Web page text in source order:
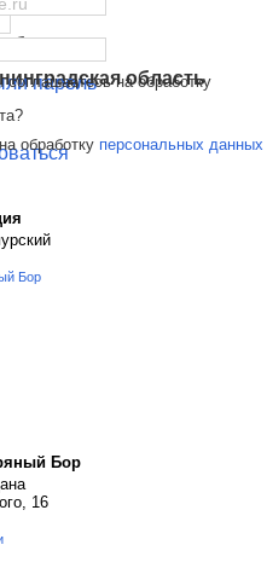
область
пароль
Бор
16
обработку персональных данных
на обработку